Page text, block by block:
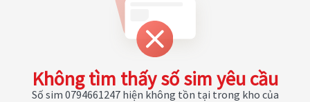
Không tìm thấy số sim yêu cầu
Số sim 0794661247 hiện không tồn tại trong kho của